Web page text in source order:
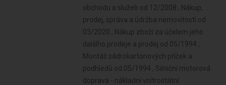
obchodu a služeb od 12/2008 , Nákup,
prodej, správa a údržba nemovitostí od
03/2020 , Nákup zboží za účelem jeho
dalšího prodeje a prodej od 05/1994 ,
Montáž sádrokartonových příček a
podhledů od 05/1994 , Silniční motorová
doprava - nákladní vnitrostátní